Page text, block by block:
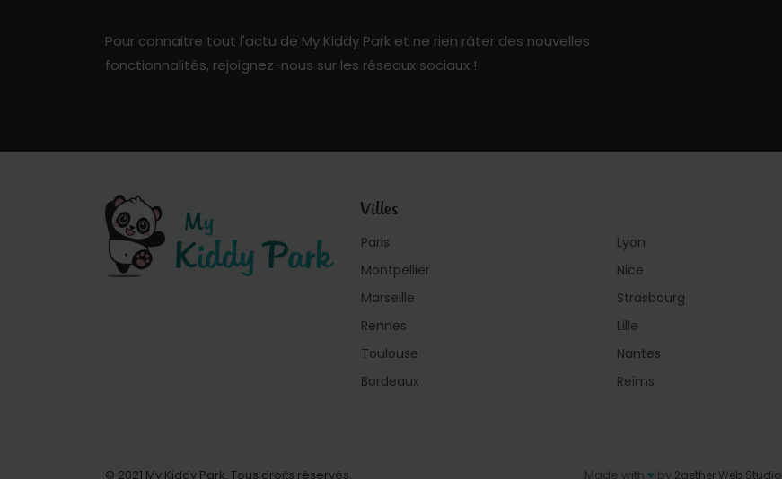
Pour connaitre tout l'actu de My Kiddy Park et ne rien râter des nouvelles
fonctionnalités, rejoignez-nous sur les réseaux sociaux !
Villes
Paris
Montpellier
Marseille
Rennes
Toulouse
Bordeaux
Lyon
Nice
Strasbourg
Lille
Nantes
Reims
© 2021 My Kiddy Park. Tous droits réservés. Made with ♥ by 2gether Web Studio